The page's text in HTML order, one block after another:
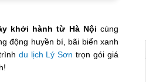
khởi hành từ Hà Nội cùng
động huyền bí, bãi biển xanh
du lịch Lý Sơntrọn gói giá